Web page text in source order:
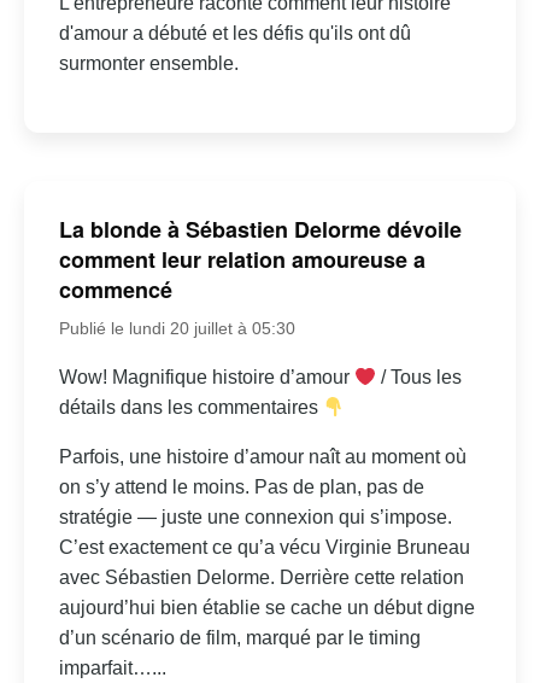
d'amour a débuté et les défis qu'ils ont dû
surmonter ensemble.
La blonde à Sébastien Delorme dévoile
comment leur relation amoureuse a
commencé
Publié le lundi 20 juillet à 05:30
Wow! Magnifique histoire d’amour
/ Tous les
détails dans les commentaires
Parfois, une histoire d’amour naît au moment où
on s’y attend le moins. Pas de plan, pas de
stratégie — juste une connexion qui s’impose.
C’est exactement ce qu’a vécu Virginie Bruneau
avec Sébastien Delorme. Derrière cette relation
aujourd’hui bien établie se cache un début digne
d’un scénario de film, marqué par le timing
imparfait…...